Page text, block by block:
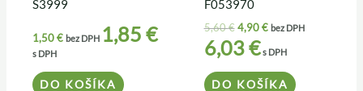
S3999
1,50€ bez DPH 1,85 €
s DPH
DO KOŠÍKA
F053970
5,60€ 4,90€ bez DPH
6,03€s DPH
DO KOŠÍKA